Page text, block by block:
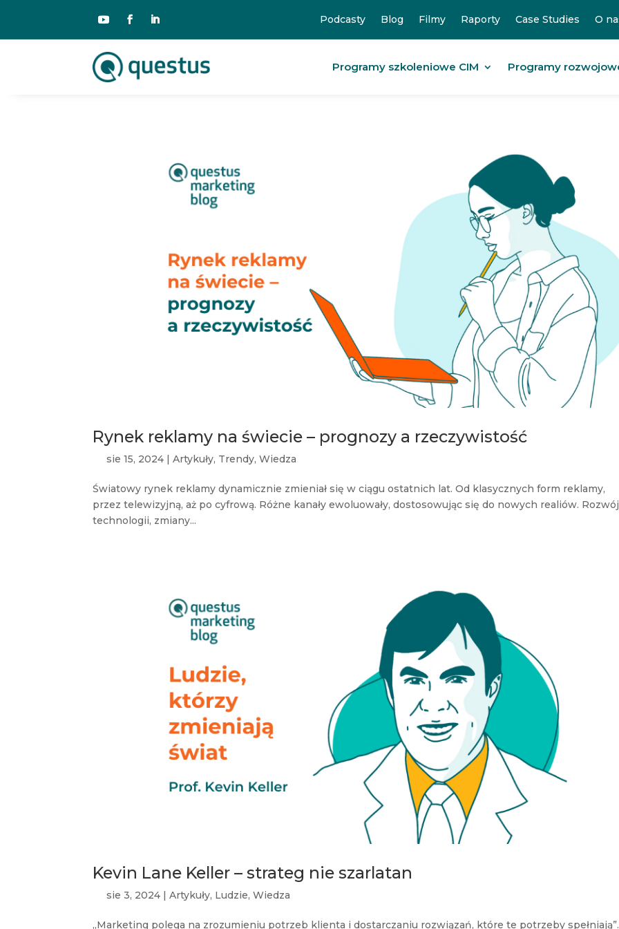
Podcasty Blog Filmy Raporty Case Studies O
Programy szkoleniowe CIM Programy
Rynek reklamy na świecie – prognozy a rzeczywistość
sie 15, 2024 |Artykuły, Trendy,Wiedza
Światowy rynek reklamy dynamicznie zmieniał się w ciągu ostatnich lat. Od klasycznych form reklamy,
przez telewizyjną, aż po cyfrową. Różne kanały ewoluowały, dostosowując się do nowych realiów. Rozwój
technologii, zmiany...
Kevin Lane Keller – strateg nie szarlatan
sie 3, 2024 |Artykuły, Ludzie,Wiedza
„Marketing polega na zrozumieniu potrzeb klienta i dostarczaniu rozwiązań, które te potrzeby spełniają”.